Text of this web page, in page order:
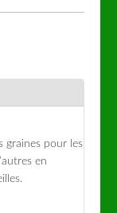
graines pour les
en